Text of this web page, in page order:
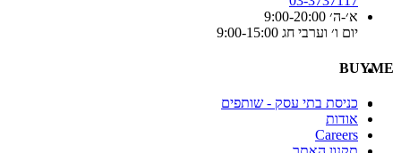
א׳-ה׳ 9:00-20:00
יום ו׳ וערבי חג 9:00-15:00
BUYME
כניסת בתי עסק - שותפים
אודות
Careers